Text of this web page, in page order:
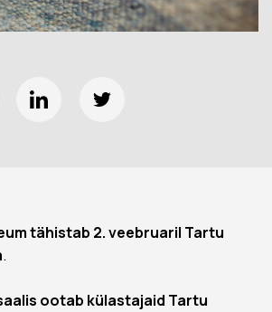
tähistab 2. veebruaril Tartu
.
ootab külastajaid Tartu